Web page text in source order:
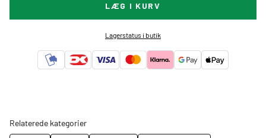
LÆG I KURV
Lagerstatus i butik
Relaterede kategorier